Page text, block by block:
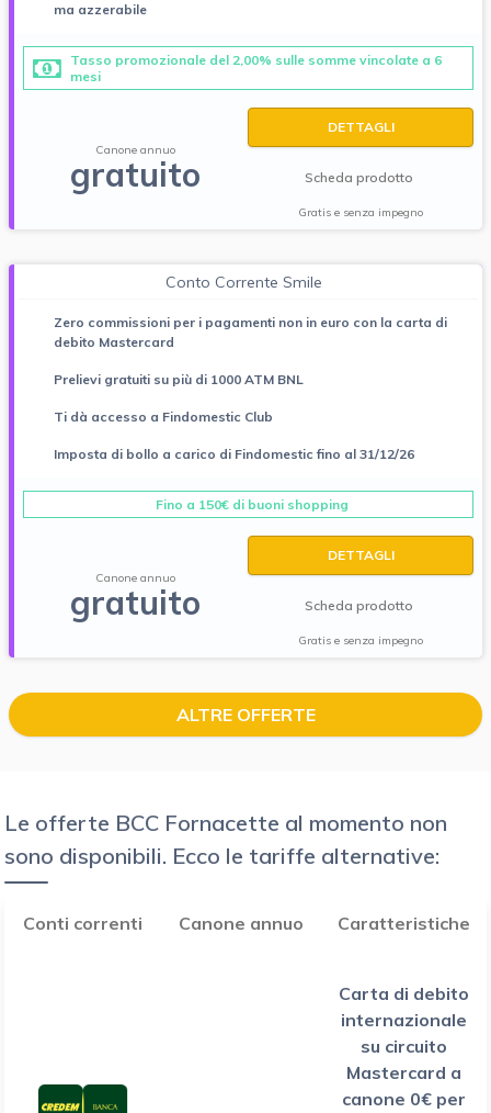
ma azzerabile
Tasso promozionale del 2,00% sulle somme vincolate a 6
mesi
Canone annuo
gratuito
DETTAGLI
Scheda prodotto
Gratis e senza impegno
Conto Corrente Smile
Zero commissioni per i pagamenti non in euro con la carta di
debito Mastercard
Prelievi gratuiti su più di 1000 ATM BNL
Ti dà accesso a Findomestic Club
Imposta di bollo a carico di Findomestic fino al 31/12/26
Fino a 150€ di buoni shopping
Canone annuo
gratuito
DETTAGLI
Scheda prodotto
Gratis e senza impegno
ALTRE OFFERTE
Le offerte BCC Fornacette al momento non
sono disponibili. Ecco le tariffe alternative:
Conti correnti Canone annuo Caratteristiche
Carta di debito
internazionale
su circuito
Mastercard a
canone 0€ per